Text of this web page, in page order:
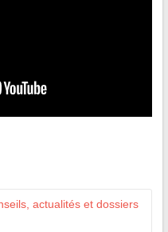
actualités et dossiers